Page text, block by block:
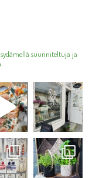
suunniteltuja ja